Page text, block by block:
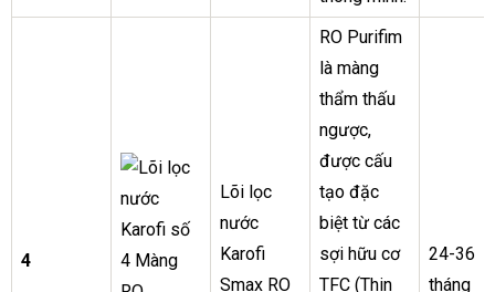
4
Lõi lọc
nước
Karofi
Smax RO
RO Purifim
là màng
thẩm thấu
ngược,
được cấu
tạo đặc
biệt từ các
sợi hữu cơ
TFC (Thin
24-36
tháng